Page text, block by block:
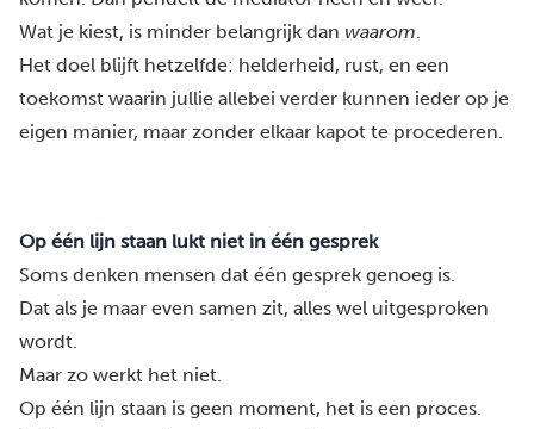
Wat je kiest, is minder belangrijk dan waarom.
Het doel blijft hetzelfde: helderheid, rust, en een
toekomst waarin jullie allebei verder kunnen ieder op je
eigen manier, maar zonder elkaar kapot te procederen.
Op één lijn staan lukt niet in één gesprek
Soms denken mensen dat één gesprek genoeg is.
Dat als je maar even samen zit, alles wel uitgesproken
wordt.
Maar zo werkt het niet.
Op één lijn staan is geen moment, het is een proces.